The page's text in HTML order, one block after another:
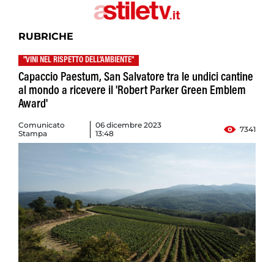
RUBRICHE
"VINI NEL RISPETTO DELL'AMBIENTE"
Capaccio Paestum, San Salvatore tra le undici cantine
al mondo a ricevere il 'Robert Parker Green Emblem
Award'
Comunicato
Stampa
06 dicembre 2023
13:48
7341